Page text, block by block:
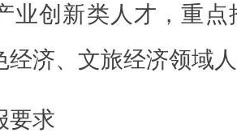
业创新类人才，重
经济、文旅经济领域
要求